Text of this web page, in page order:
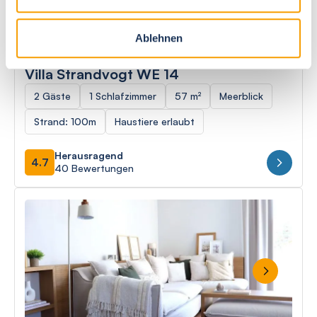
Ablehnen
Ostseebad Börgerende
Villa Strandvogt WE 14
2 Gäste 1 Schlafzimmer 57 m² Meerblick
Strand: 100m Haustiere erlaubt
4.7
Herausragend
40 Bewertungen
Next